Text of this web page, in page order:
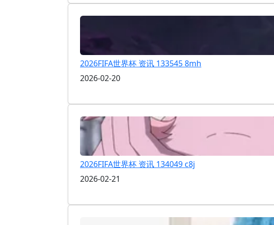
2026FIFA世界杯 资讯 133545 8mh
2026-02-20
2026FIFA世界杯 资讯 134049 c8j
2026-02-21